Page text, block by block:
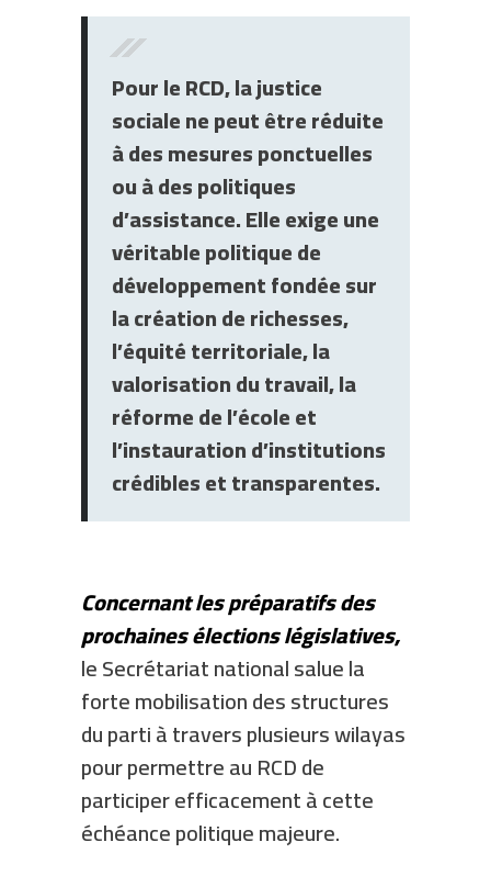
Pour le RCD, la justice
sociale ne peut être réduite
à des mesures ponctuelles
ou à des politiques
d’assistance. Elle exige une
véritable politique de
développement fondée sur
la création de richesses,
l’équité territoriale, la
valorisation du travail, la
réforme de l’école et
l’instauration d’institutions
crédibles et transparentes.
Concernant les préparatifs des
prochaines élections législatives,
le Secrétariat national salue la
forte mobilisation des structures
du parti à travers plusieurs wilayas
pour permettre au RCD de
participer efficacement à cette
échéance politique majeure.